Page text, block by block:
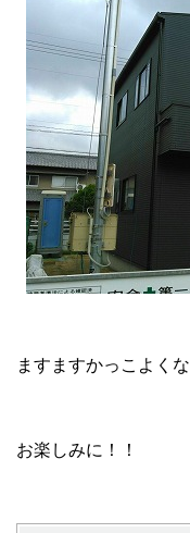
ますますかっこよく
お楽しみに！！